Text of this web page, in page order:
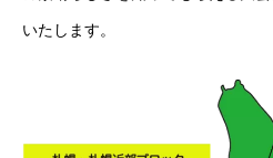
いたします。